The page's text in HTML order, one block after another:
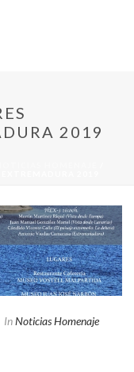
2019
InNoticias Homenaje